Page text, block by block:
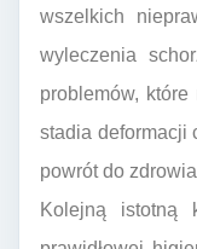
wszelkich
wyleczenia
problemów,
stadia deformacji
powrót do
Kolejną istotną